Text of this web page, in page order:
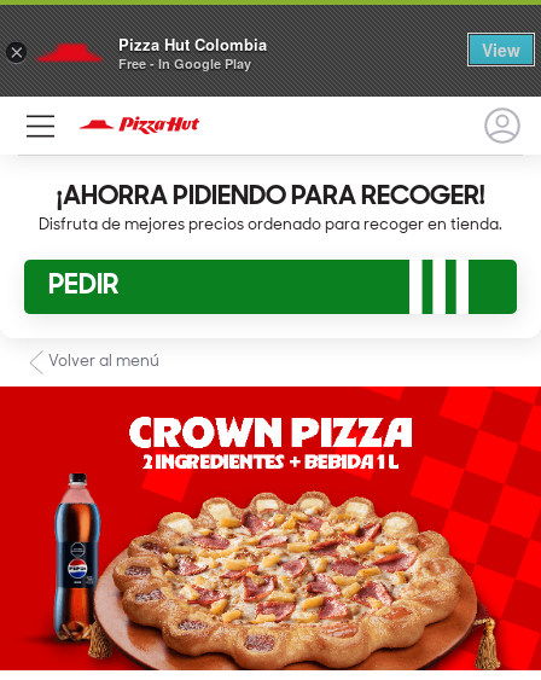
× Pizza Hut Colombia
Free - In Google Play
View
¡AHORRA PIDIENDO PARA RECOGER!
Disfruta de mejores precios ordenado para recoger en tienda.
PEDIR
Volver al menú